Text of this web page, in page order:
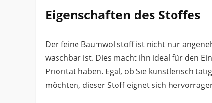
Eigenschaften des Stoffes
Der feine Baumwollstoff ist nicht nur
waschbar ist. Dies macht ihn ideal für den
Priorität haben. Egal, ob Sie künstlerisch
möchten, dieser Stoff eignet sich